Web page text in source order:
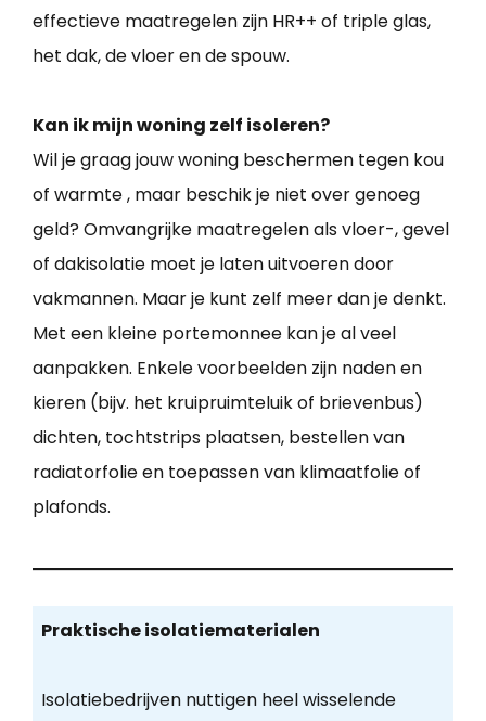
effectieve maatregelen zijn HR++ of triple glas,
het dak, de vloer en de spouw.
Kan ik mijn woning zelf isoleren?
Wil je graag jouw woning beschermen tegen kou
of warmte , maar beschik je niet over genoeg
geld? Omvangrijke maatregelen als vloer-, gevel
of dakisolatie moet je laten uitvoeren door
vakmannen. Maar je kunt zelf meer dan je denkt.
Met een kleine portemonnee kan je al veel
aanpakken. Enkele voorbeelden zijn naden en
kieren (bijv. het kruipruimteluik of brievenbus)
dichten, tochtstrips plaatsen, bestellen van
radiatorfolie en toepassen van klimaatfolie of
plafonds.
Praktische isolatiematerialen
Isolatiebedrijven nuttigen heel wisselende